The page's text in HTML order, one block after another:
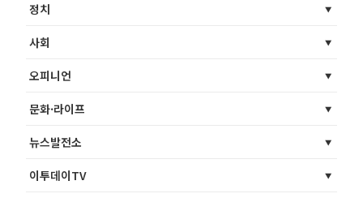
정치
사회
오피니언
문화·라이프
뉴스발전소
이투데이TV